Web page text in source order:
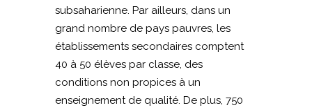
subsaharienne. Par ailleurs, dans un
grand nombre de pays pauvres, les
établissements secondaires comptent
40 à 50 élèves par classe, des
conditions non propices à un
enseignement de qualité. De plus, 750